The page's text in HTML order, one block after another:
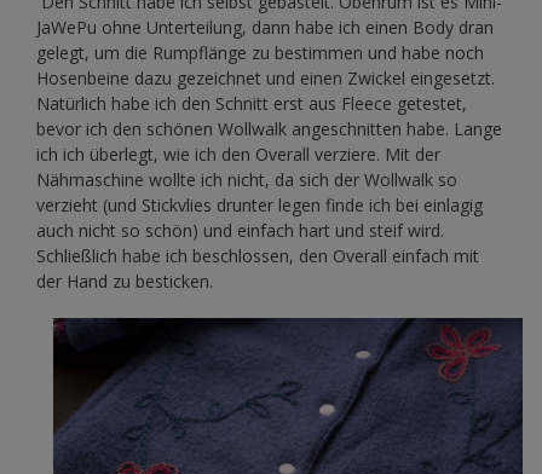
JaWePu ohne Unterteilung, dann habe ich einen Body dran
gelegt, um die Rumpflänge zu bestimmen und habe noch
Hosenbeine dazu gezeichnet und einen Zwickel eingesetzt.
Natürlich habe ich den Schnitt erst aus Fleece getestet,
bevor ich den schönen Wollwalk angeschnitten habe. Lange
ich ich überlegt, wie ich den Overall verziere. Mit der
Nähmaschine wollte ich nicht, da sich der Wollwalk so
verzieht (und Stickvlies drunter legen finde ich bei einlagig
auch nicht so schön) und einfach hart und steif wird.
Schließlich habe ich beschlossen, den Overall einfach mit
der Hand zu besticken.